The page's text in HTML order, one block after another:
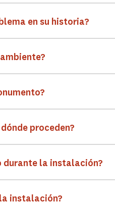
en su historia?
proceden?
durante la instalación?
instalación?